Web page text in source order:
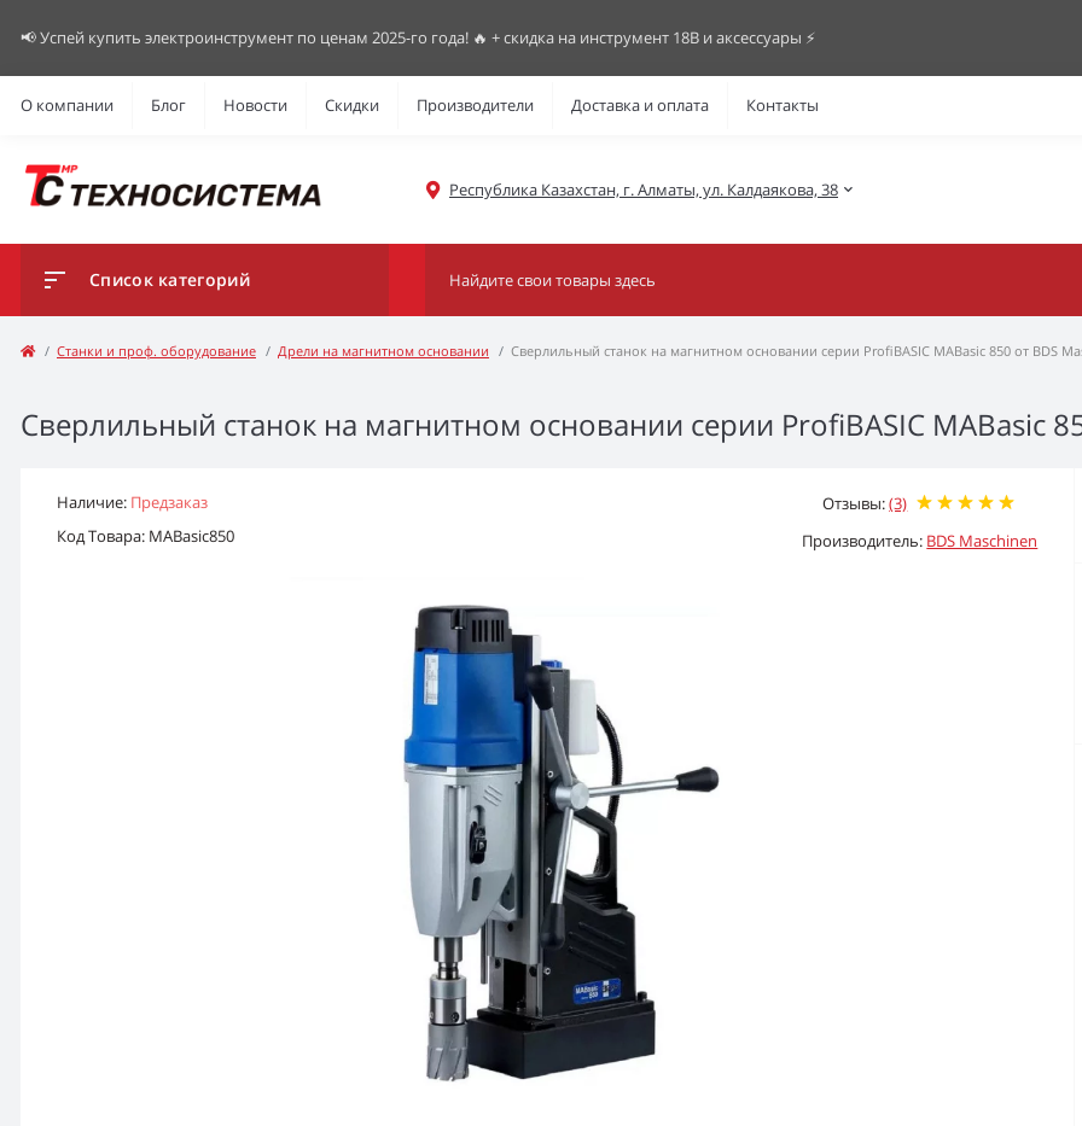
📢 Успей купить электроинструмент по ценам 2025-го года! 🔥 + скидка на инструмент 18В и аксессуары ⚡️
О компании Блог Новости Скидки Производители Доставка и оплата Контакты
Республика Казахстан, г. Алматы, ул. Калдаякова, 38
Список категорий
Станки и проф. оборудование Дрели на магнитном основании Сверлильный станок на магнитном основании серии ProfiBASIC MABasic 850 от BDS
Сверлильный станок на магнитном основании серии ProfiBASIC MABasic
Наличие: Предзаказ
Код Товара: MABasic850
Отзывы:(3)
Производитель: BDS Maschinen